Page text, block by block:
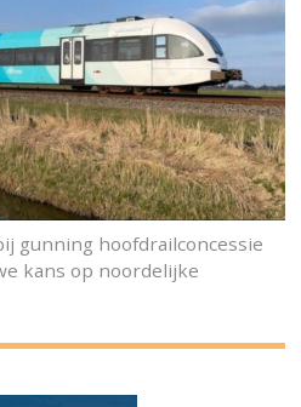
gunning hoofdrailconcessie
kans op noordelijke